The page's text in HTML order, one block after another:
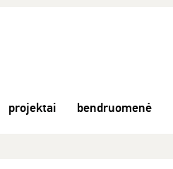
projektai bendruomenė